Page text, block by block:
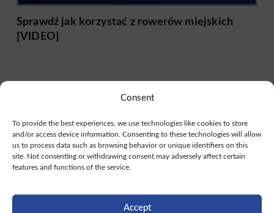
Consent
To provide the best experiences, we use technologies like cookies to store
and/or access device information. Consenting to these technologies will allow
us to process data such as browsing behavior or unique identifiers on this
site. Not consenting or withdrawing consent may adversely affect certain
features and functions of the service.
Accept
Sprawdź jak korzystać z rowerów miejskich
[VIDEO]